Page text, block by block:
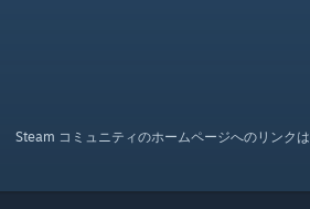
Steam コミュニティのホームページへのリンクは